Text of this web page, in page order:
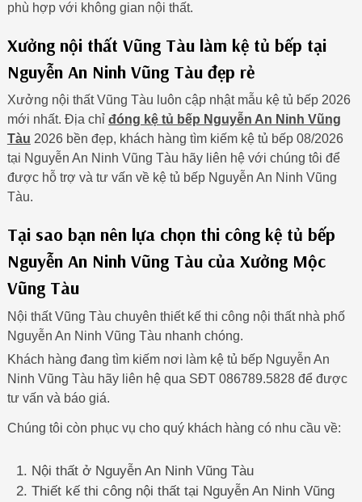
phù hợp với không gian nội thất.
Xưởng nội thất Vũng Tàu làm kệ tủ bếp tại
Nguyễn An Ninh Vũng Tàu đẹp rẻ
Xưởng nội thất Vũng Tàu luôn cập nhật mẫu kệ tủ bếp 2026
mới nhất. Địa chỉ đóng kệ tủ bếp Nguyễn An Ninh Vũng
Tàu 2026 bền đẹp, khách hàng tìm kiếm kệ tủ bếp 08/2026
tại Nguyễn An Ninh Vũng Tàu hãy liên hệ với chúng tôi để
được hỗ trợ và tư vấn về kệ tủ bếp Nguyễn An Ninh Vũng
Tàu.
Tại sao bạn nên lựa chọn thi công kệ tủ bếp
Nguyễn An Ninh Vũng Tàu của Xưởng Mộc
Vũng Tàu
Nội thất Vũng Tàu chuyên thiết kế thi công nội thất nhà phố
Nguyễn An Ninh Vũng Tàu nhanh chóng.
Khách hàng đang tìm kiếm nơi làm kệ tủ bếp Nguyễn An
Ninh Vũng Tàu hãy liên hệ qua SĐT 086789.5828 để được
tư vấn và báo giá.
Chúng tôi còn phục vụ cho quý khách hàng có nhu cầu về:
Nội thất ở Nguyễn An Ninh Vũng Tàu
Thiết kế thi công nội thất tại Nguyễn An Ninh Vũng